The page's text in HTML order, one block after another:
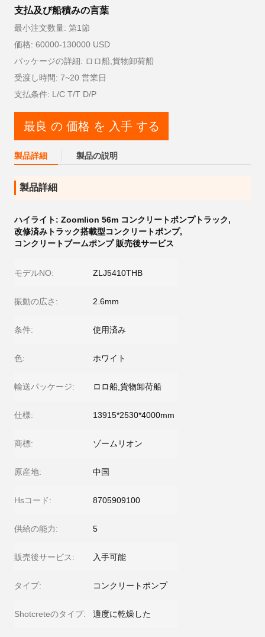
支払及び船積みの言葉
最小注文数量: 第1節
価格: 60000-130000 USD
パッケージの詳細: ロロ船,貨物卸荷船
受渡し時間: 7~20 営業日
支払条件: L/C T/T D/P
最良 の 価格 を 入手 する
製品詳細 製品の説明
製品詳細
ハイライト: Zoomlion 56m コンクリートポンプトラック,
改修済みトラック搭載型コンクリートポンプ,
コンクリートブームポンプ 販売後サービス
モデルNO: ZLJ5410THB
振動の広さ: 2.6mm
条件: 使用済み
色: ホワイト
輸送パッケージ: ロロ船,貨物卸荷船
仕様: 13915*2530*4000mm
商標: ゾームリオン
原産地: 中国
Hsコード: 8705909100
供給の能力: 5
販売後サービス: 入手可能
タイプ: コンクリートポンプ
Shotcreteのタイプ: 適度に乾燥した